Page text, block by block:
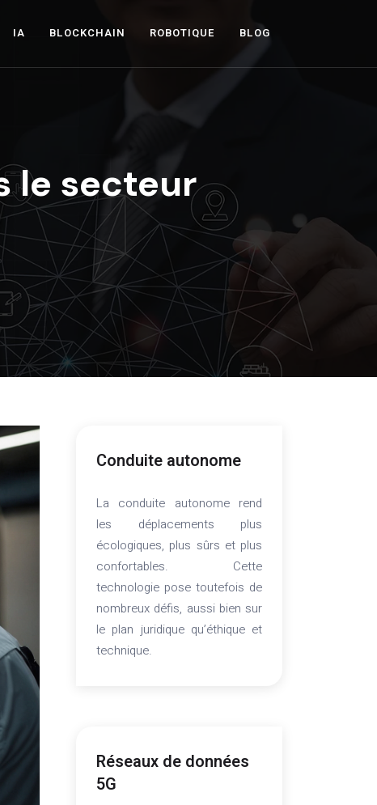
IA BLOCKCHAIN ROBOTIQUE BLOG
le secteur
Conduite autonome
La conduite autonome rend
les déplacements plus
écologiques, plus sûrs et plus
confortables. Cette
technologie pose toutefois de
nombreux défis, aussi bien sur
le plan juridique qu’éthique et
technique.
Réseaux de données
5G